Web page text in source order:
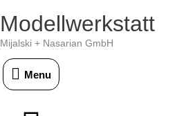
Modellwerkstatt
Mijalski + Nasarian GmbH
Menu
Menu